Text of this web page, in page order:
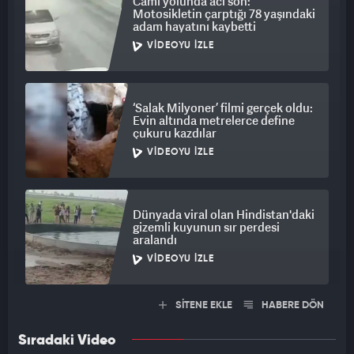
sonuç daha da önemli bir hal almaktadır.
Antikor testleri kişilerden kan alımı ile gerçekleştirilir. Kan
alımı için herhangi bir sağlık merkezine başvurulmasına gerek
yoktur. Konusunda uzman personeller tam koruyucu
donanımlar ile evinize ya da iş yerinize gelerek kısa süre
içerisinde kan alım işlemini gerçekleştirmekte ve sonuçlar en
geç 24 saat içerisinde iletilmektedir."
Motosikletin çarptığı 78 yaşındaki
adam hayatını kaybetti
VIDEOYU İZLE
‘Salak Milyoner’ filmi gerçek oldu:
Evin altında metrelerce define
çukuru kazdılar
VIDEOYU İZLE
Dünyada viral olan Hindistan'daki
gizemli kuyunun sır perdesi
aralandı
VIDEOYU İZLE
SİTENE EKLE HABERE DÖN
Sıradaki Video